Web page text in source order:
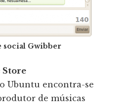
social Gwibber
Store
Ubuntu encontra-se
de músicas